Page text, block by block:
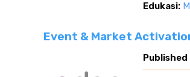
Edukasi:
Event & Market
Published